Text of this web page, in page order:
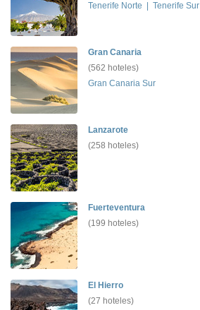
Tenerife Norte
Tenerife Sur
Gran Canaria
(562 hoteles)
Gran Canaria Sur
Lanzarote
(258 hoteles)
Fuerteventura
(199 hoteles)
El Hierro
(27 hoteles)